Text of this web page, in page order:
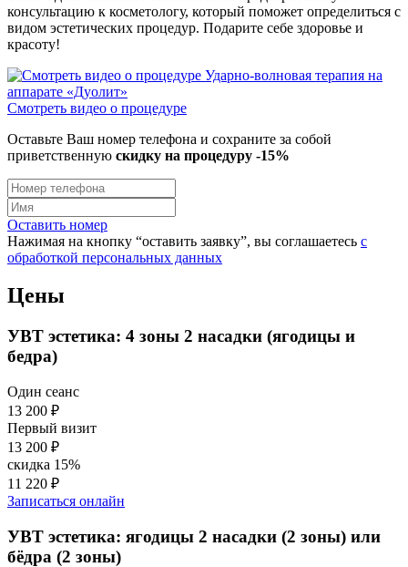
консультацию к косметологу, который поможет определиться с
видом эстетических процедур. Подарите себе здоровье и
красоту!
Смотреть видео о процедуре
Оставьте Ваш номер телефона и сохраните за собой
приветственную скидку на процедуру -15%
Оставить номер
Нажимая на кнопку “оставить заявку”, вы соглашаетесь с
обработкой персональных данных
Цены
УВТ эстетика: 4 зоны 2 насадки (ягодицы и
бедра)
Один сеанс
13 200 ₽
Первый визит
13 200 ₽
скидка 15%
11 220 ₽
Записаться онлайн
УВТ эстетика: ягодицы 2 насадки (2 зоны) или
бёдра (2 зоны)